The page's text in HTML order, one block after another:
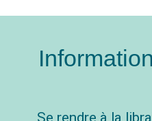
Se rendre à la